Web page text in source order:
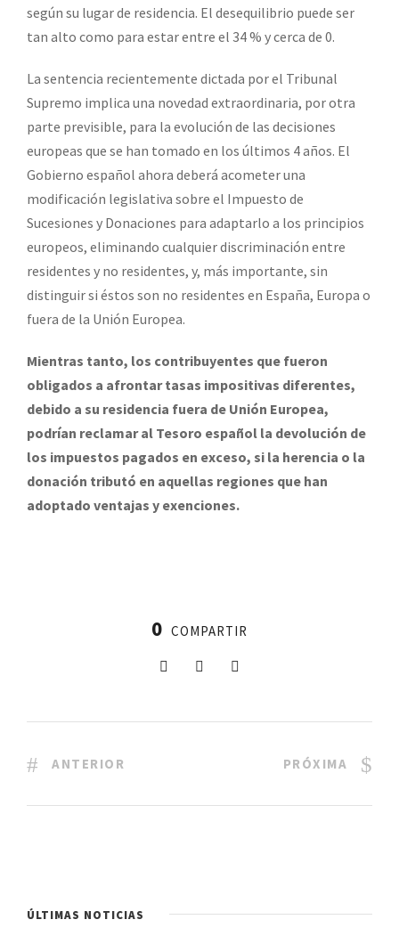
según su lugar de residencia. El desequilibrio puede ser
tan alto como para estar entre el 34 % y cerca de 0.
La sentencia recientemente dictada por el Tribunal
Supremo implica una novedad extraordinaria, por otra
parte previsible, para la evolución de las decisiones
europeas que se han tomado en los últimos 4 años. El
Gobierno español ahora deberá acometer una
modificación legislativa sobre el Impuesto de
Sucesiones y Donaciones para adaptarlo a los principios
europeos, eliminando cualquier discriminación entre
residentes y no residentes, y, más importante, sin
distinguir si éstos son no residentes en España, Europa o
fuera de la Unión Europea.
Mientras tanto, los contribuyentes que fueron
obligados a afrontar tasas impositivas diferentes,
debido a su residencia fuera de Unión Europea,
podrían reclamar al Tesoro español la devolución de
los impuestos pagados en exceso, si la herencia o la
donación tributó en aquellas regiones que han
adoptado ventajas y exenciones.
0 COMPARTIR
ANTERIOR PRÓXIMA
ÚLTIMAS NOTICIAS